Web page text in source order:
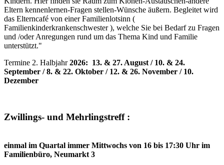
Eltern kennenlernen-Fragen stellen-Wünsche äußern. Begleitet wird
das Elterncafé von einer Familienlotsinn (
Familienkinderkrankenschwester ), welche Sie bei Bedarf zu Fragen
und /oder Anregungen rund um das Thema Kind und Familie
unterstützt."
Termine 2. Halbjahr2026: 13. & 27. August / 10. & 24.
September / 8. & 22. Oktober / 12. & 26. November / 10.
Dezember
Zwillings- und Mehrlingstreff :
einmal im Quartal immer Mittwochs von 16 bis 17:30 Uhr im
Familienbüro, Neumarkt 3